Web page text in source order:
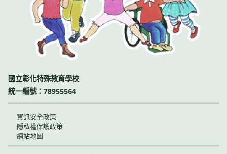
國立彰化特殊教育學校
統一編號：78955564
資訊安全政策
隱私權保護政策
網站地圖